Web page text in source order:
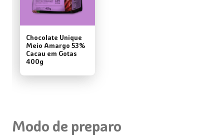
Chocolate Unique
Meio Amargo 53%
Cacau em Gotas
400g
Modo de preparo